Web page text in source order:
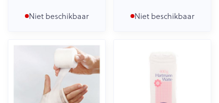
Niet beschikbaar Niet beschikbaar